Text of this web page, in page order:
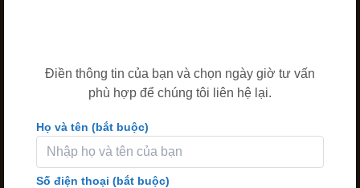
Điền thông tin của bạn và chọn ngày giờ tư vấn
phù hợp để chúng tôi liên hệ lại.
Họ và tên (bắt buộc)
Số điện thoại (bắt buộc)